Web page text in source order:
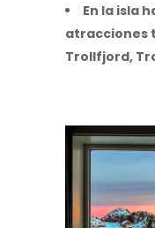
En la isla
atracciones
Trollfjord,